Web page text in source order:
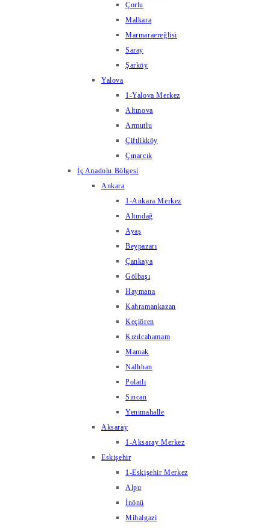
Çorlu
Malkara
Marmaraereğlisi
Saray
Şarköy
Yalova
1-Yalova Merkez
Altınova
Armutlu
Çiftlikköy
Çınarcık
İç Anadolu Bölgesi
Ankara
1-Ankara Merkez
Altındağ
Ayaş
Beypazarı
Çankaya
Gölbaşı
Haymana
Kahramankazan
Keçiören
Kızılcahamam
Mamak
Nallıhan
Polatlı
Sincan
Yenimahalle
Aksaray
1-Aksaray Merkez
Eskişehir
1-Eskişehir Merkez
Alpu
İnönü
Mihalgazi